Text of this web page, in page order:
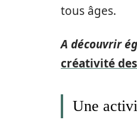
tous âges.
A découvrir
créativité
Une